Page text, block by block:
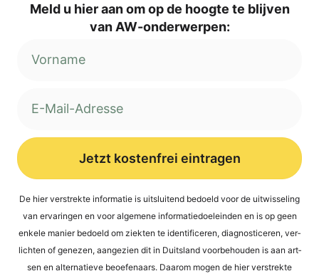
Meld u hier aan om op de hoog­te te blij­ven
van AW-onderwerpen:
Jetzt kostenfrei eintragen
De hier ver­st­rek­te infor­ma­tie is uit­s­lui­tend bed­oeld voor de uit­wis­se­ling
van erva­rin­gen en voor alge­mene infor­ma­tied­oel­ein­den en is op geen
enke­le manier bed­oeld om ziek­ten te iden­ti­fi­ce­ren, dia­gno­sti­ce­ren, ver­
lich­ten of gene­zen, aan­ge­zi­en dit in Duit­s­land voor­be­hou­den is aan art­
sen en alter­na­tie­ve beoefen­aars. Daa­rom mogen de hier ver­st­rek­te